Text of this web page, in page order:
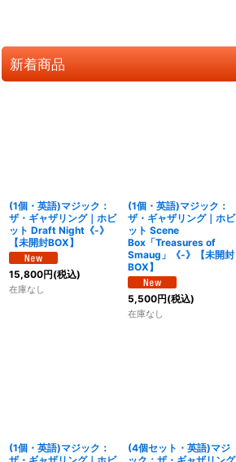
新着商品
(1個・英語)マジック：
ザ・ギャザリング｜ホビ
ット Draft Night《-》
【未開封BOX】
15,800円(税込)
在庫なし
(1個・英語)マジック：
ザ・ギャザリング｜ホビ
ット Scene
Box「Treasures of
Smaug」《-》【未開封
BOX】
5,500円(税込)
在庫なし
(1個・英語)マジック：
(4個セット・英語)マジ